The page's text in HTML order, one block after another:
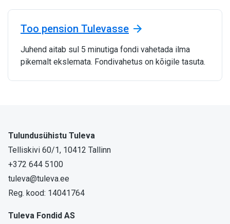
Too pension Tulevasse
Juhend aitab sul 5 minutiga fondi vahetada ilma
pikemalt ekslemata. Fondivahetus on kõigile tasuta.
Tulundusühistu Tuleva
Telliskivi 60/1, 10412 Tallinn
+372 644 5100
tuleva@tuleva.ee
Reg. kood: 14041764
Tuleva Fondid AS